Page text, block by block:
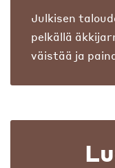
Julkisen
pelkällä
väistää ja